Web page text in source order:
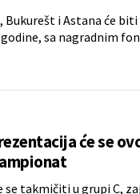
Bukurešt i Astana će
sa nagradnim
će se
se takmičiti u grupi C,